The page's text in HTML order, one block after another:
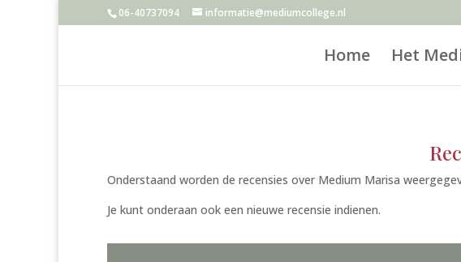
06-40737094 informatie@mediumcollege.nl
Home Het
Onderstaand worden de recensies over Medium Marisa
Je kunt onderaan ook een nieuwe recensie indienen.